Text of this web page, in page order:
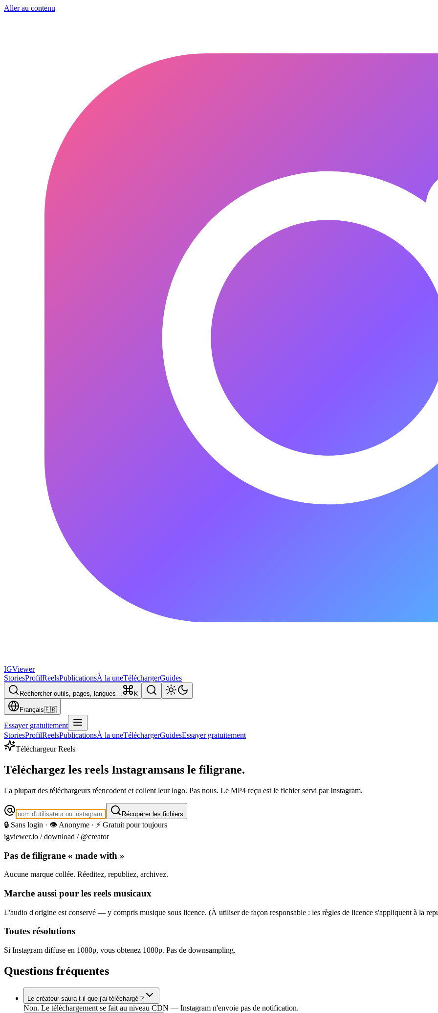
Aller au contenu
IGViewer
StoriesProfilReelsPublicationsÀ la uneTéléchargerGuides
Rechercher outils, pages, langues… K
Français🇫🇷
Essayer gratuitement
StoriesProfilReelsPublicationsÀ la uneTéléchargerGuidesEssayer gratuitement
Téléchargeur Reels
Téléchargez les reels Instagramsans le filigrane.
La plupart des téléchargeurs réencodent et collent leur logo. Pas nous. Le MP4 reçu est le fichier servi par Instagram.
Récupérer les fichiers
🔒 Sans login · 👁️ Anonyme · ⚡ Gratuit pour toujours
igviewer.io /download / @creator
Pas de filigrane « made with »
Aucune marque collée. Réeditez, republiez, archivez.
Marche aussi pour les reels musicaux
L'audio d'origine est conservé — y compris musique sous licence. (À utiliser de façon responsable : les règles de licence s'appliquent à la
Toutes résolutions
Si Instagram diffuse en 1080p, vous obtenez 1080p. Pas de downsampling.
Questions fréquentes
Le créateur saura-t-il que j'ai téléchargé ?
Non. Le téléchargement se fait au niveau CDN — Instagram n'envoie pas de notification.